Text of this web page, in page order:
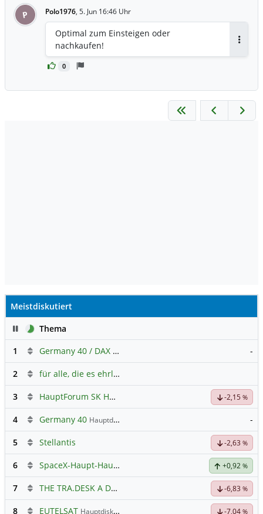
P Polo1976, 5. Jun 16:46 Uhr
0
Optimal zum Einsteigen oder
nachkaufen!
Meistdiskutiert
PauseThema
1
Germany 40 / DAX Prognose -
2 für alle, die es ehrlich meinen beim Traden.
3 HauptForum SK HYNIC -2,15 %
4 Germany 40 Hauptdiskussion -
5 Stellantis -2,63 %
6 SpaceX-Haupt-Hauptforum +0,92 %
7 THE TRA.DESK A DL-,000001 -6,83 %
8 EUTELSAT Hauptdiskussion -7,04 %